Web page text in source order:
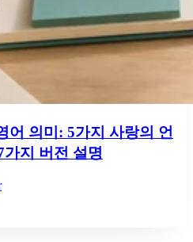
어 의미: 5가지 사랑의 언
지 버전 설명